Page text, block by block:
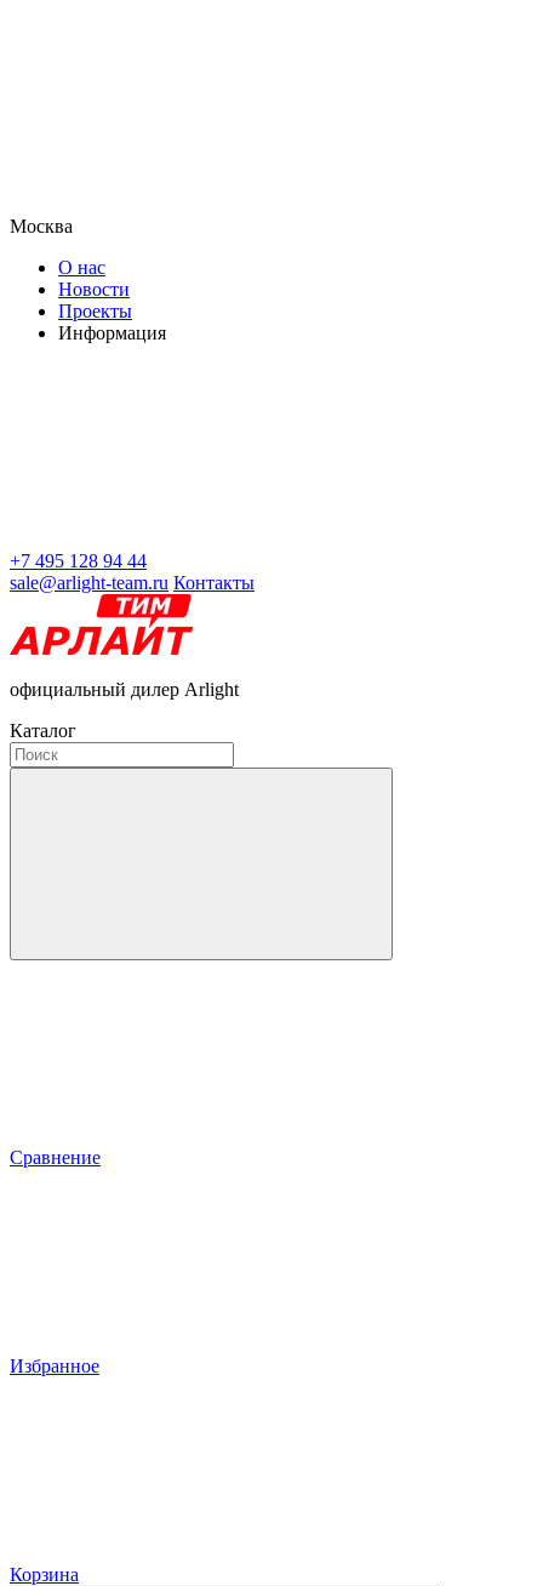
Москва
О нас
Новости
Проекты
Информация
+7 495 128 94 44
sale@arlight-team.ru Контакты
официальный дилер Arlight
Каталог
Сравнение
Избранное
Корзина